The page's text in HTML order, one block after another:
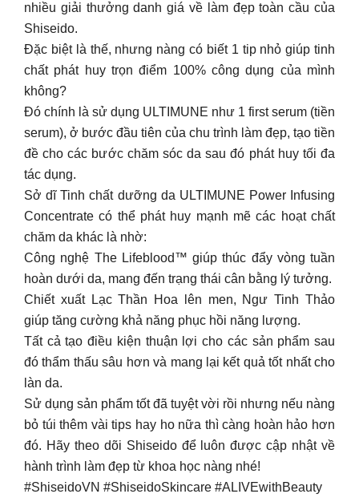
nhiều giải thưởng danh giá về làm đẹp toàn cầu của
Shiseido.
Đặc biệt là thế, nhưng nàng có biết 1 tip nhỏ giúp tinh
chất phát huy trọn điểm 100% công dụng của mình
không?
Đó chính là sử dụng ULTIMUNE như 1 first serum (tiền
serum), ở bước đầu tiên của chu trình làm đẹp, tạo tiền
đề cho các bước chăm sóc da sau đó phát huy tối đa
tác dụng.
Sở dĩ Tinh chất dưỡng da ULTIMUNE Power Infusing
Concentrate có thể phát huy mạnh mẽ các hoạt chất
chăm da khác là nhờ:
Công nghệ The Lifeblood™ giúp thúc đẩy vòng tuần
hoàn dưới da, mang đến trạng thái cân bằng lý tưởng.
Chiết xuất Lạc Thần Hoa lên men, Ngư Tinh Thảo
giúp tăng cường khả năng phục hồi năng lượng.
Tất cả tạo điều kiện thuận lợi cho các sản phẩm sau
đó thẩm thấu sâu hơn và mang lại kết quả tốt nhất cho
làn da.
Sử dụng sản phẩm tốt đã tuyệt vời rồi nhưng nếu nàng
bỏ túi thêm vài tips hay ho nữa thì càng hoàn hảo hơn
đó. Hãy theo dõi Shiseido để luôn được cập nhật về
hành trình làm đẹp từ khoa học nàng nhé!
#ShiseidoVN #ShiseidoSkincare #ALIVEwithBeauty